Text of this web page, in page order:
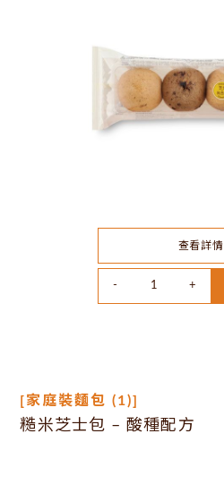
查看詳情
[家庭裝麵包 (1)]
糙米芝士包 – 酸種配方